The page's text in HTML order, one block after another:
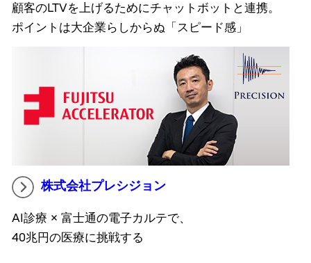
顧客のLTVを上げるためにチャットボットと連携。
ポイントは大企業らしからぬ「スピード感」
株式会社プレシジョン
AI診療 × 富士通の電子カルテで、
40兆円の医療に挑戦する